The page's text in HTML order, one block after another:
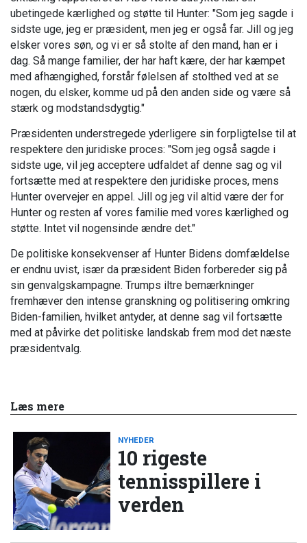
ubetingede kærlighed og støtte til Hunter: "Som jeg sagde i
sidste uge, jeg er præsident, men jeg er også far. Jill og jeg
elsker vores søn, og vi er så stolte af den mand, han er i
dag. Så mange familier, der har haft kære, der har kæmpet
med afhængighed, forstår følelsen af stolthed ved at se
nogen, du elsker, komme ud på den anden side og være så
stærk og modstandsdygtig."
Præsidenten understregede yderligere sin forpligtelse til at
respektere den juridiske proces: "Som jeg også sagde i
sidste uge, vil jeg acceptere udfaldet af denne sag og vil
fortsætte med at respektere den juridiske proces, mens
Hunter overvejer en appel. Jill og jeg vil altid være der for
Hunter og resten af vores familie med vores kærlighed og
støtte. Intet vil nogensinde ændre det."
De politiske konsekvenser af Hunter Bidens domfældelse
er endnu uvist, især da præsident Biden forbereder sig på
sin genvalgskampagne. Trumps iltre bemærkninger
fremhæver den intense granskning og politisering omkring
Biden-familien, hvilket antyder, at denne sag vil fortsætte
med at påvirke det politiske landskab frem mod det næste
præsidentvalg.
Læs mere
NYHEDER
10 rigeste
tennisspillere i
verden